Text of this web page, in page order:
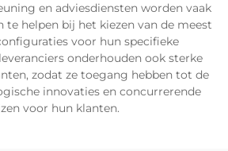
en adviesdiensten worden vaak
te helpen bij het kiezen van de meest
voor hun specifieke
onderhouden ook sterke
zodat ze toegang hebben tot de
innovaties en concurrerende
voor hun klanten.